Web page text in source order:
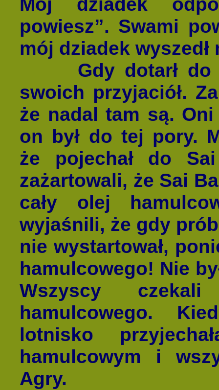
powiesz”. Swami
mój dziadek wyszedł
Gdy dotarł do
swoich przyjaciół.
że nadal tam są.
on był do tej pory.
że pojechał do
zażartowali, że Sai
cały olej
wyjaśnili, że gdy
nie wystartował,
hamulcowego! Nie
Wszyscy
hamulcowego.
lotnisko
hamulcowym i
Agry.